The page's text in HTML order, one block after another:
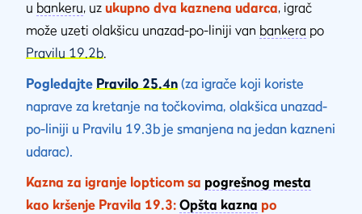
u bankeru, uz ukupno dva kaznena udarca, igrač
može uzeti olakšicu unazad-po-liniji van bankera po
Pravilu 19.2b.
Pogledajte Pravilo 25.4n (za igrače koji koriste
naprave za kretanje na točkovima, olakšica unazad-
po-liniji u Pravilu 19.3b je smanjena na jedan kazneni
udarac).
Kazna za igranje lopticom sa pogrešnog mesta
kao kršenje Pravila 19.3: Opšta kazna po